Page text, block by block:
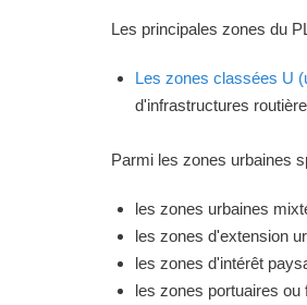
Les principales zones du
Les zones classées U
d'infrastructures
Parmi les zones urbaines
les zones urbaines
les zones d'extension
les zones d'intérêt
les zones portuaires ou